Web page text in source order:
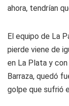
ahora, tendrían
El equipo de La
pierde viene de
en La Plata y
Barraza, quedó
golpe que sufrió